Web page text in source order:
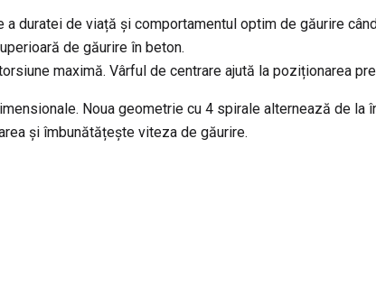
a duratei de viață și comportamentul optim de găurire
de găurire în beton.
maximă. Vârful de centrare ajută la poziționarea
Noua geometrie cu 4 spirale alternează de la
și îmbunătățește viteza de găurire.